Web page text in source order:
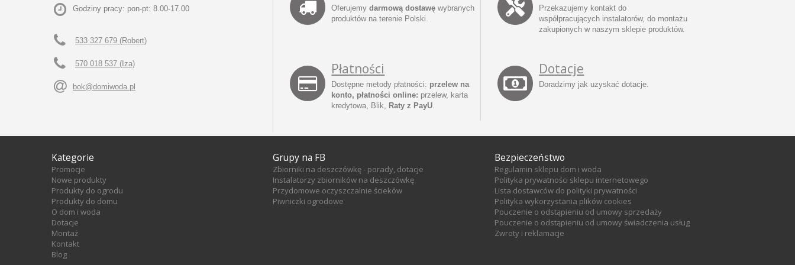
Godziny pracy: pon-pt: 8.00-17.00
533 327 679 (Robert)
570 018 537 (Iza)
bok@domiwoda.pl
Oferujemydarmową dostawę wybranych
produktów na terenie Polski.
Płatności
Dostępne metody płatności: przelew na
konto, płatności online: przelew, karta
kredytowa, Blik, Raty z PayU.
Przekazujemy kontakt do
współpracujących instalatorów, do montażu
zakupionych w naszym sklepie produktów.
Dotacje
Doradzimy jak uzyskać dotacje.
Kategorie
Promocje
Nowe produkty
Produkty do ogrodu
Produkty do domu
O dom i woda
Dotacje
Montaż
Kontakt
Blog
Grupy na FB
Zbiorniki na deszczówkę - porady, dotacje
Instalatorzy zbiorników na deszczówkę
Przydomowe oczyszczalnie ścieków
Piwniczki ogrodowe
Bezpieczeństwo
Regulamin sklepu dom i woda
Polityka prywatności sklepu internetowego
Lista dostawców do polityki prywatności
Polityka wykorzystania plików cookies
Pouczenie o odstąpieniu od umowy sprzedaży
Pouczenie o odstąpieniu od umowy świadczenia usług
Zwroty i reklamacje